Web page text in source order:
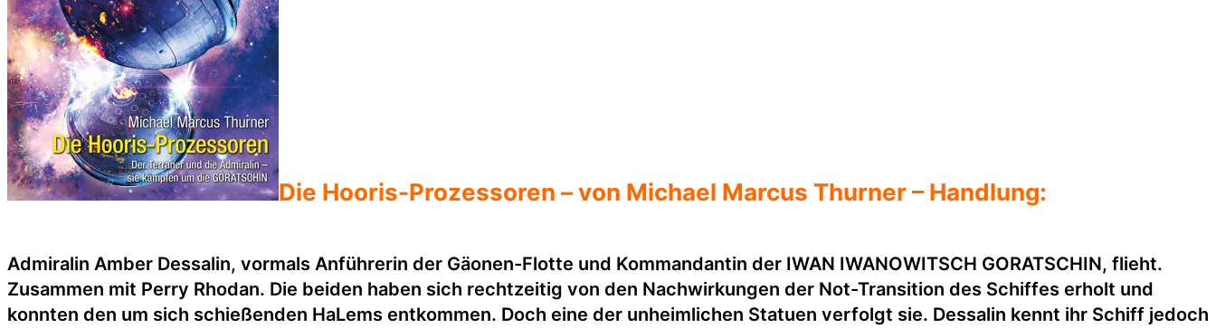
Die Hooris-Prozessoren – von Michael Marcus Thurner – Handlung:
Admiralin Amber Dessalin, vormals Anführerin der Gäonen-Flotte und Kommandantin der IWAN IWANOWITSCH GORATSCHIN, flieht.
Zusammen mit Perry Rhodan. Die beiden haben sich rechtzeitig von den Nachwirkungen der Not-Transition des Schiffes erholt und
konnten den um sich schießenden HaLems entkommen. Doch eine der unheimlichen Statuen verfolgt sie. Dessalin kennt ihr Schiff jedoch